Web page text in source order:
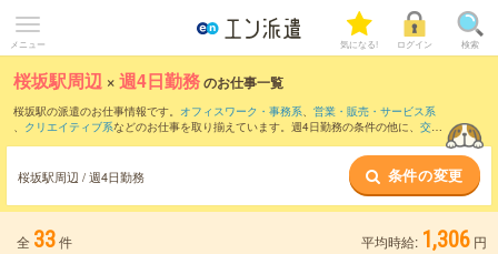
メニュー 気になる! ログイン 検索
桜坂駅周辺 ×週4日勤務のお仕事一覧
桜坂駅の派遣のお仕事情報です。 オフィスワーク・事務系、 営業・販売・サービス系
、 クリエイティブ系などのお仕事を取り揃えています。週4日勤務の条件の他に、 交通
桜坂駅周辺 / 週4日勤務 条件の変更
全 33件 平均時給: 1,306 円